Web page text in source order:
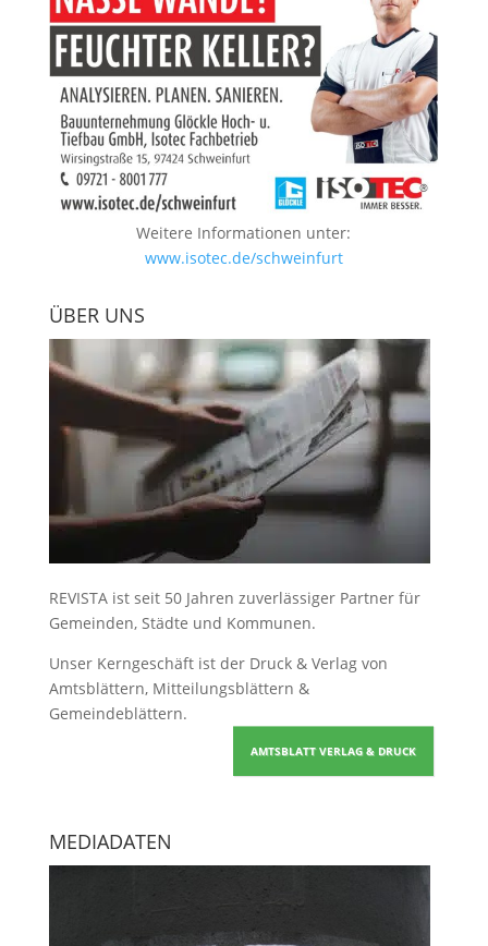
Weitere Informationen unter:
www.isotec.de/schweinfurt
ÜBER UNS
REVISTA ist seit 50 Jahren zuverlässiger Partner für
Gemeinden, Städte und Kommunen.
Unser Kerngeschäft ist der Druck & Verlag von
Amtsblättern, Mitteilungsblättern &
Gemeindeblättern.
AMTSBLATT VERLAG & DRUCK
MEDIADATEN